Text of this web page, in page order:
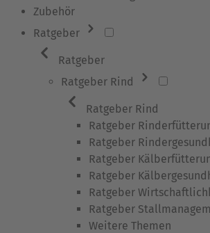
Zubehör
Ratgeber
Ratgeber
Ratgeber Rind
Ratgeber Rind
Ratgeber
Ratgeber
Ratgeber
Ratgeber
Ratgeber
Ratgeber
Weitere Themen